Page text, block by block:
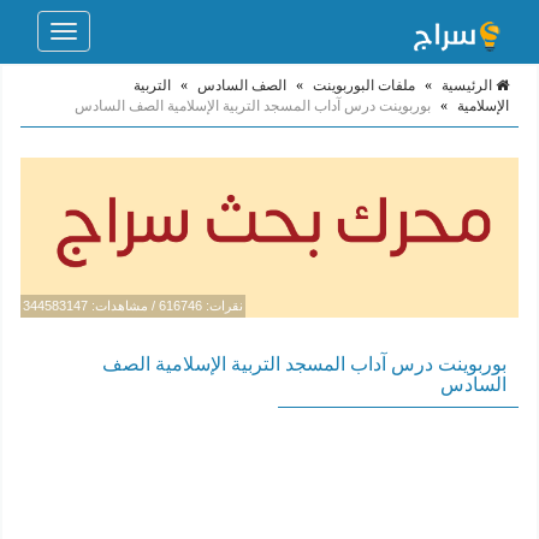
Toggle
الرئيسية » ملفات البوربوينت » الصف السادس »
التربية
الإسلامية
» بوربوينت درس آداب المسجد التربية الإسلامية الصف السادس
نقرات: 616746 / مشاهدات: 344583147
بوربوينت درس آداب المسجد التربية الإسلامية الصف
السادس